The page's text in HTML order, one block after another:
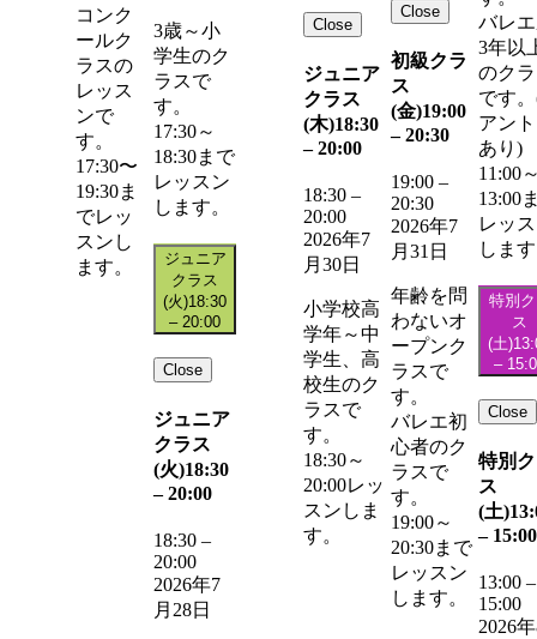
コンク
ールク
ラスの
レッス
ンで
す。
17:30〜
19:30ま
でレッ
スンし
ます。
3歳～小
学生のク
ラスで
す。
17:30～
18:30まで
レッスン
します。
ジュニア
クラス
(火)18:30
– 20:00
Close
ジュニア
クラス
(火)18:30
– 20:00
18:30 –
20:00
2026年7
月28日
Close
ジュニア
クラス
(木)18:30
– 20:00
18:30 –
20:00
2026年7
月30日
小学校高
学年～中
学生、高
校生のク
ラスで
す。
18:30～
20:00レッ
スンしま
す。
Close
初級クラ
ス
(金)19:00
– 20:30
19:00 –
20:30
2026年7
月31日
年齢を問
わないオ
ープンク
ラスで
す。
バレエ初
心者のク
ラスで
す。
19:00～
20:30まで
レッスン
します。
バレ
3年以
のク
です
アン
あり)
11:00
13:00
レッ
しま
特別
ス
(土)
–
Close
特別
ス
(土)
– 15:00
13:00 –
15:00
2026